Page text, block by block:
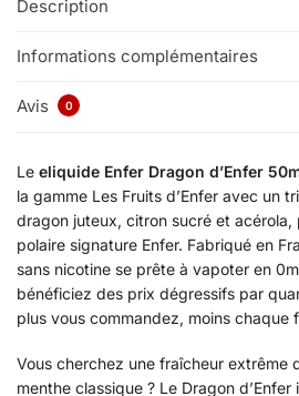
Description
Informations complémentaires
Avis 0
Le eliquide Enfer Dragon d’Enfer
la gamme Les Fruits d’Enfer avec un
dragon juteux, citron sucré et
polaire signature Enfer. Fabriqué en
sans nicotine se prête à vapoter en
bénéficiez des prix dégressifs par
plus vous commandez, moins chaque
Vous cherchez une fraîcheur extrême
menthe classique ? Le Dragon